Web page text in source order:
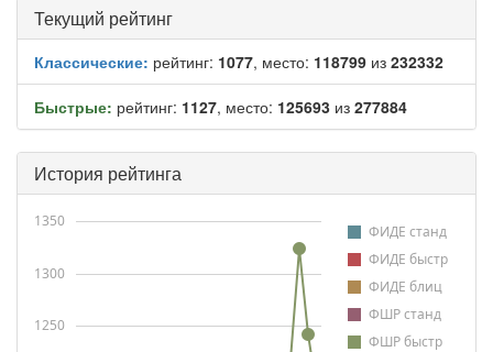
Текущий рейтинг
Классические: рейтинг: 1077, место: 118799 из 232332
Быстрые: рейтинг: 1127, место: 125693 из 277884
История рейтинга
ФИДЕ станд
ФИДЕ быстр
ФИДЕ блиц
ФШР станд
ФШР быстр
1250
1300
1350